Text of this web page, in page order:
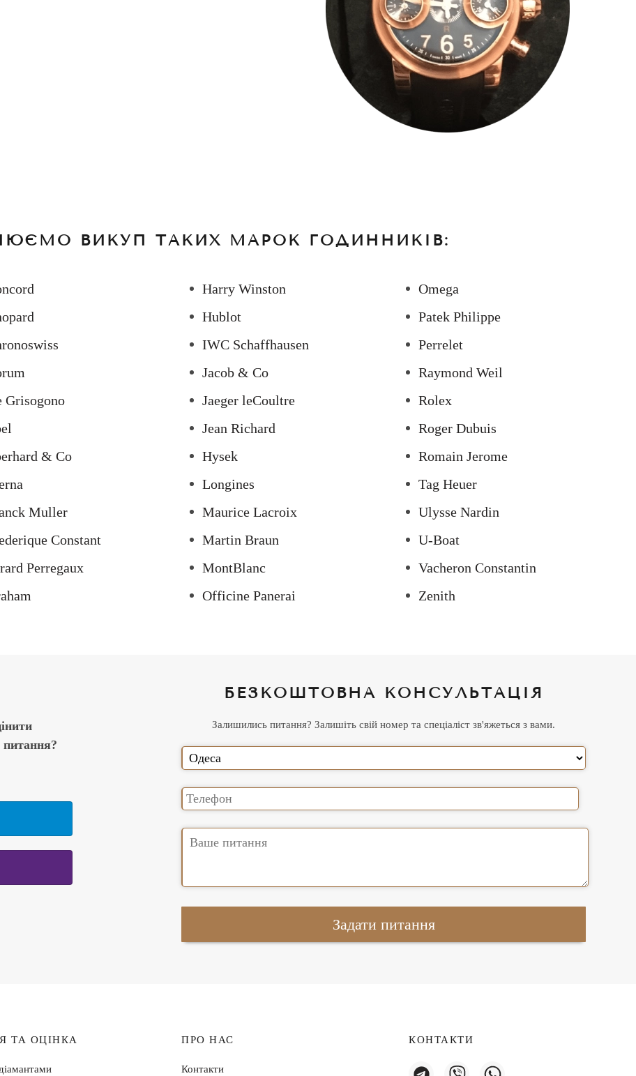
ВИКУП ТАКИХ МАРОК ГОДИННИКІВ:
Grisogono
& Co
Muller
Constant
Perregaux
Harry Winston
Hublot
IWC Schaffhausen
Jacob & Co
Jaeger leCoultre
Jean Richard
Hysek
Longines
Maurice Lacroix
Martin Braun
MontBlanc
Officine Panerai
Omega
Patek Philippe
Perrelet
Raymond Weil
Rolex
Roger Dubuis
Romain Jerome
Tag Heuer
Ulysse Nardin
U-Boat
Vacheron Constantin
Zenith
питання?
БЕЗКОШТОВНА КОНСУЛЬТАЦІЯ
Залишились питання? Залишіть свій номер та спеціаліст зв'яжеться з вами.
ТА ОЦІНКА КОНТАКТИ
ПРО НАС
Контакти